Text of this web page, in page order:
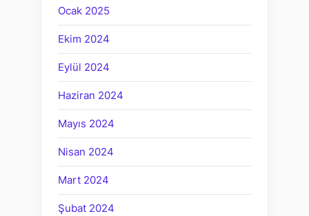
Ocak 2025
Ekim 2024
Eylül 2024
Haziran 2024
Mayıs 2024
Nisan 2024
Mart 2024
Şubat 2024